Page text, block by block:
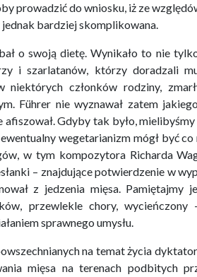
prowadzić do wniosku, iż ze
bardziej skomplikowana.
o swoją dietę. Wynikało to nie
i szarlatanów, którzy doradzali
niektórych członków rodziny,
Führer nie wyznawał zatem
afiszował. Gdyby tak było,
wegetarianizm mógł być
w tym kompozytora Richarda
– znajdujące potwierdzenie w
z jedzenia mięsa. Pamiętajmy
przewlekle chory,
sprawnego umysłu.
na temat życia
mięsa na terenach podbitych